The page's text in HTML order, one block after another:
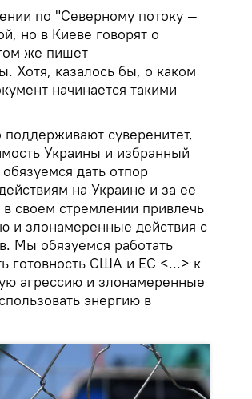
по "Северному потоку —
но в Киеве говорят о
же пишет
Хотя, казалось бы, о каком
начинается такими
суверенитет,
Украины и избранный
дать отпор
на Украине и за ее
своем стремлении привлечь
и злонамеренные действия с
Мы обязуемся работать
готовность США и ЕС <...> к
агрессию и злонамеренные
энергию в